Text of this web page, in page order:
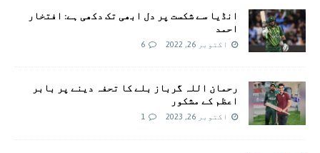
انڈیا سے شکست پر دل ابھی تک دکھی ہے: افتخار
احمد
اکتوبر 26, 2022 6
رحمان اللہ گرباز بلے کا تحفہ دینے پر بابر
اعظم کے مشکور
اکتوبر 26, 2023 1